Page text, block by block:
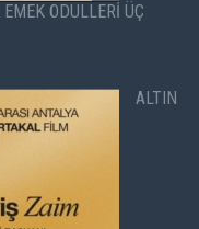
ÖDÜLLERİ ÜÇ
ALTIN